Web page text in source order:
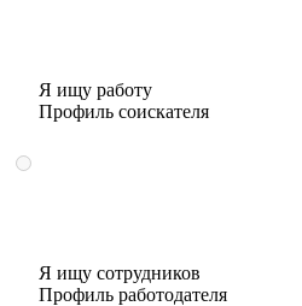
Я ищу работу
Профиль соискателя
Я ищу сотрудников
Профиль работодателя